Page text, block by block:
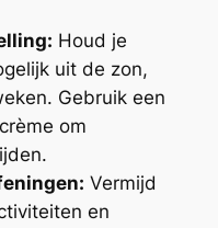
Houd je
uit de zon,
Gebruik een
om
Vermijd
en